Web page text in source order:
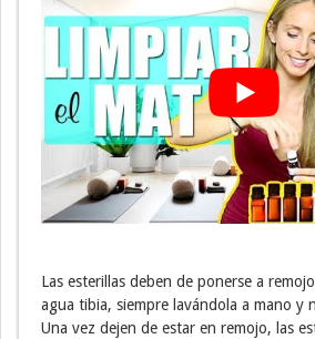
Las esterillas deben de ponerse a
agua tibia, siempre lavándola a mano y
Una vez dejen de estar en remojo, las